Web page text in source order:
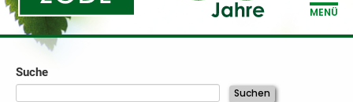
MENÜ
Suche
Suchen